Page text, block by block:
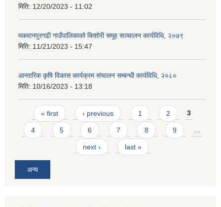
मिति: 12/20/2023 - 11:02
मकवानपुरगढी गाउँपालिकाको किशोरी समूह सञ्‍चालन कार्यविधि, २०७९
मिति: 11/21/2023 - 15:47
आन्तारिक कृषि विकास कार्यक्रम संचालन सम्बन्धी कार्यविधि, २०८०
मिति: 10/16/2023 - 13:18
Pages
« first ‹ previous 1 2 3
4 5 6 7 8 9 …
next › last »
अन्य